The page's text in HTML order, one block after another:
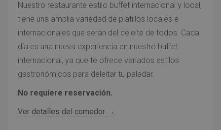
Nuestro restaurante estilo buffet internacional y local,
tiene una amplia variedad de platillos locales e
internacionales que serán del deleite de todos. Cada
día es una nueva experiencia en nuestro buffet
internacional, ya que te ofrece variados estilos
gastronómicos para deleitar tu paladar.
No requiere reservación.
Ver detalles del comedor